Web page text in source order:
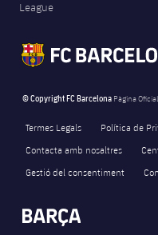
League
© Copyright FC Barcelona Pàgina
Termes Legals Política de
Contacta amb nosaltres
Gestió del consentiment